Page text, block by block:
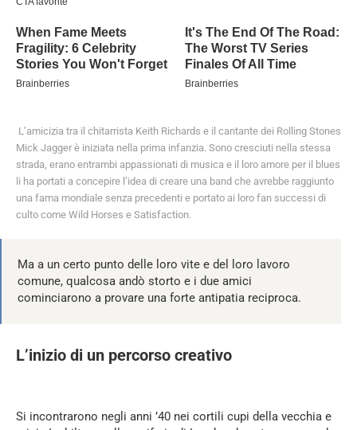
L’amicizia tra il chitarrista Keith Richards e il cantante dei Rolling Stones
Mick Jagger è iniziata nella prima infanzia. Sono cresciuti nella stessa
strada, erano entrambi appassionati di musica e il loro amore per il blues
li ha portati a concepire l’idea di creare una band che avrebbe raggiunto
una fama mondiale senza precedenti e portato ai loro fan successi di
culto come Wild Horses e Satisfaction.
Ma a un certo punto delle loro vite e del loro lavoro
comune, qualcosa andò storto e i due amici
cominciarono a provare una forte antipatia reciproca.
L’inizio di un percorso creativo
Si incontrarono negli anni ’40 nei cortili cupi della vecchia e